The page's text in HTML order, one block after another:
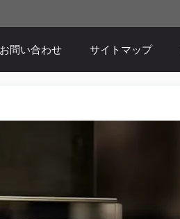
お問い合わせ サイトマップ